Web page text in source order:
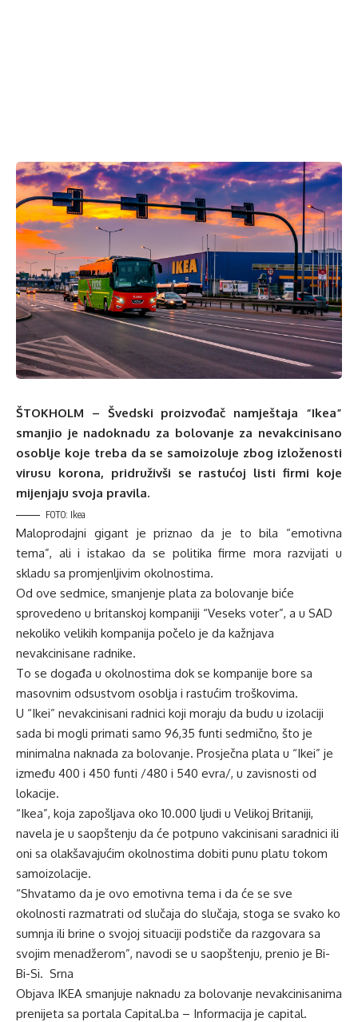
ŠTOKHOLM – Švedski proizvođač namještaja “Ikea”
smanjio je nadoknadu za bolovanje za nevakcinisano
osoblje koje treba da se samoizoluje zbog izloženosti
virusu korona, pridruživši se rastućoj listi firmi koje
mijenjaju svoja pravila.
FOTO: Ikea
Maloprodajni gigant je priznao da je to bila “emotivna
tema”, ali i istakao da se politika firme mora razvijati u
skladu sa promjenljivim okolnostima.
Od ove sedmice, smanjenje plata za bolovanje biće
sprovedeno u britanskoj kompaniji “Veseks voter”, a u SAD
nekoliko velikih kompanija počelo je da kažnjava
nevakcinisane radnike.
To se događa u okolnostima dok se kompanije bore sa
masovnim odsustvom osoblja i rastućim troškovima.
U “Ikei” nevakcinisani radnici koji moraju da budu u izolaciji
sada bi mogli primati samo 96,35 funti sedmično, što je
minimalna naknada za bolovanje. Prosječna plata u “Ikei” je
između 400 i 450 funti /480 i 540 evra/, u zavisnosti od
lokacije.
“Ikea”, koja zapošljava oko 10.000 ljudi u Velikoj Britaniji,
navela je u saopštenju da će potpuno vakcinisani saradnici ili
oni sa olakšavajućim okolnostima dobiti punu platu tokom
samoizolacije.
“Shvatamo da je ovo emotivna tema i da će se sve
okolnosti razmatrati od slučaja do slučaja, stoga se svako ko
sumnja ili brine o svojoj situaciji podstiče da razgovara sa
svojim menadžerom”, navodi se u saopštenju, prenio je Bi-
Bi-Si. Srna
Objava IKEA smanjuje naknadu za bolovanje nevakcinisanima
prenijeta sa portala Capital.ba – Informacija je capital.